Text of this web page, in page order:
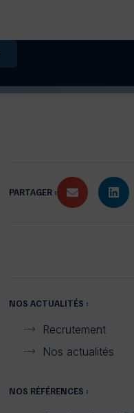
PARTAGER :
NOS ACTUALITÉS :
Recrutement
Nos actualités
NOS RÉFÉRENCES :